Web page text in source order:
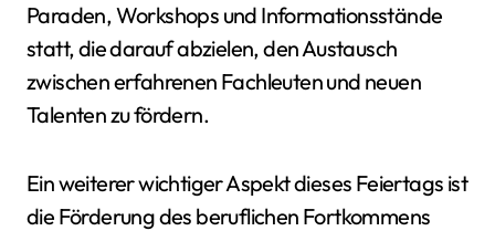
Paraden, Workshops und Informationsstände
statt, die darauf abzielen, den Austausch
zwischen erfahrenen Fachleuten und neuen
Talenten zu fördern.
Ein weiterer wichtiger Aspekt dieses Feiertags ist
die Förderung des beruflichen Fortkommens